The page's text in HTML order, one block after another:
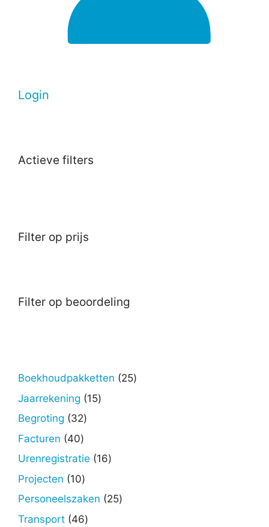
Login
Actieve filters
Filter op prijs
Filter op beoordeling
Boekhoudpakketten 2525
Jaarrekening 1515
Begroting 3232
Facturen 4040
producten
Urenregistratie 1616
Projecten 1010
producten
Personeelszaken 2525
Transport 4646